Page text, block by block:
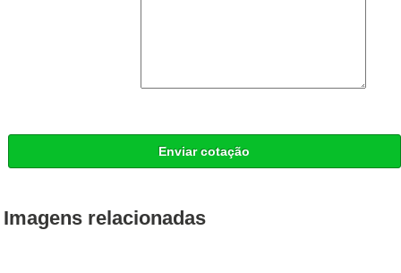
Enviar cotação
Imagens relacionadas